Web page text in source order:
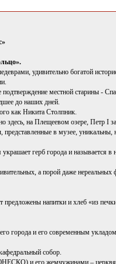
удивительно богатой
местной старины -
до наших дней.
как Никита Столпник.
здесь, на Плещеевом озере, Петр I
в музее, уникальны,
герб города и называется в
а порой даже
напитки и хлеб «из
города и его современным
собор.
ЮНЕСКО) и его жемчужинами –